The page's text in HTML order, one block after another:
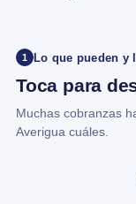
1 Lo que pueden y
Toca para
Muchas cobranzas
Averigua cuáles.